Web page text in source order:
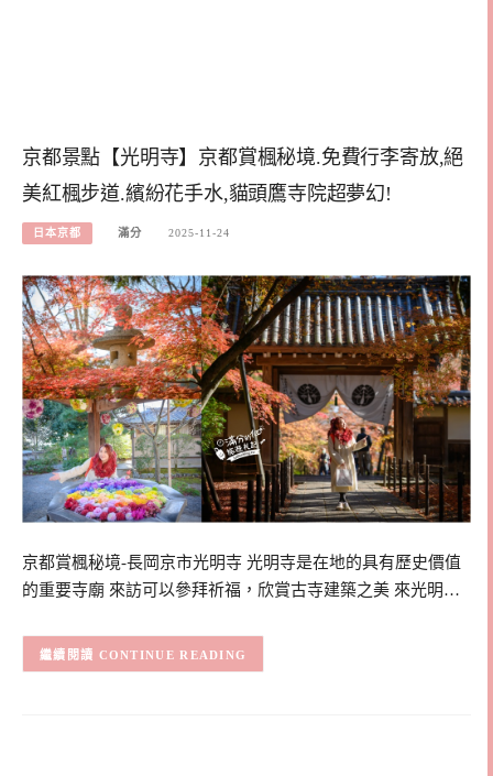
京都景點【光明寺】京都賞楓秘境.免費行李寄放,絕
美紅楓步道.繽紛花手水,貓頭鷹寺院超夢幻!
日本京都 滿分 2025-11-24
京都賞楓秘境-長岡京市光明寺 光明寺是在地的具有歷史價值
的重要寺廟 來訪可以參拜祈福，欣賞古寺建築之美 來光明…
CONTINUE READING